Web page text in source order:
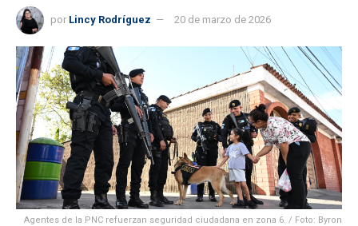
por Lincy Rodríguez 20 de marzo de 2026
Agentes de la PNC refuerzan seguridad ciudadana en zona 6. / Foto: Byron